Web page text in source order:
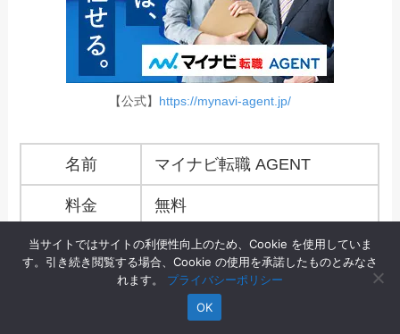
【公式】 https://mynavi-agent.jp/
名前 マイナビ転職 AGENT
料金 無料
求人数
公開求人：-
非公開求人：-
（2026年5月13日現在）
今の求人数：
当サイトではサイトの利便性向上のため、Cookie を使用していま
す。引き続き閲覧する場合、Cookie の使用を承諾したものとみなさ
れます。 プライバシーポリシー
OK